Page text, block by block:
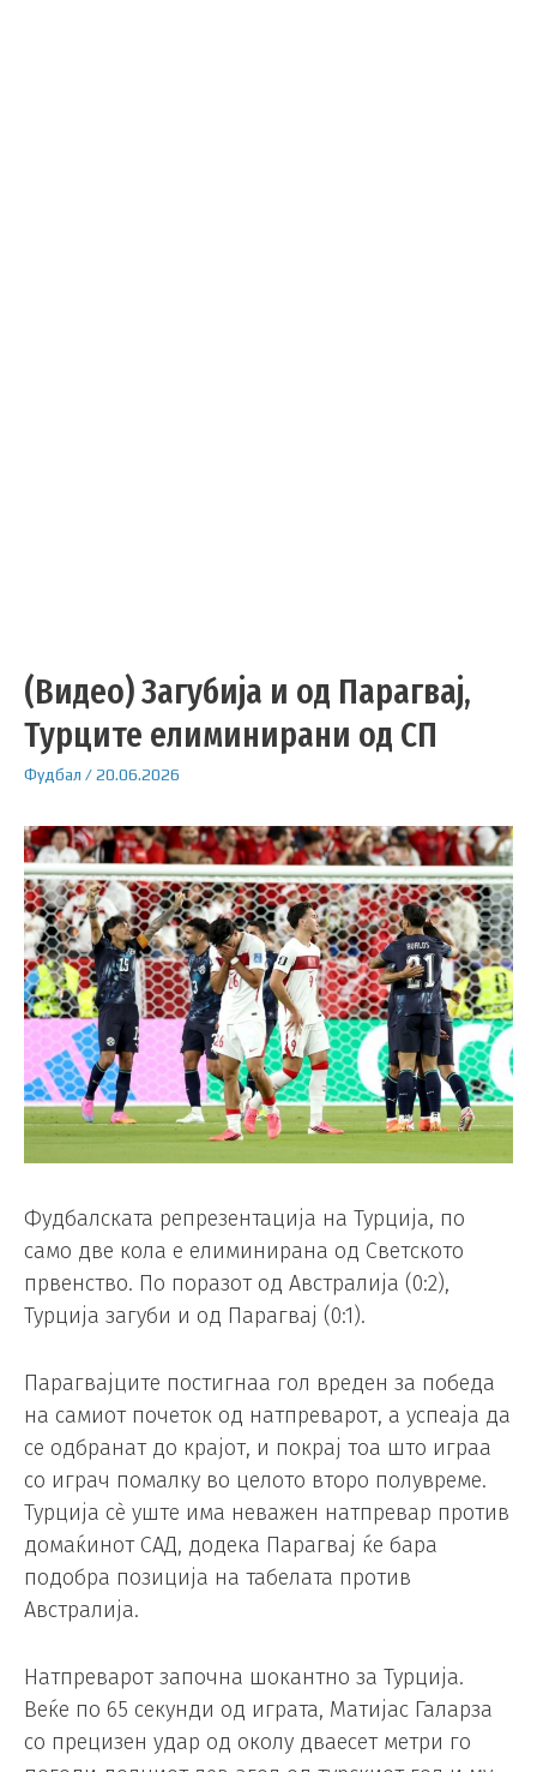
(Видео) Загубија и од Парагвај,
Турците елиминирани од СП
Фудбал /20.06.2026
Фудбалската репрезентација на Турција, по
само две кола е елиминирана од Светското
првенство. По поразот од Австралија (0:2),
Турција загуби и од Парагвај (0:1).
Парагвајците постигнаа гол вреден за победа
на самиот почеток од натпреварот, а успеаја да
се одбранат до крајот, и покрај тоа што играа
со играч помалку во целото второ полувреме.
Турција сè уште има неважен натпревар против
домаќинот САД, додека Парагвај ќе бара
подобра позиција на табелата против
Австралија.
Натпреварот започна шокантно за Турција.
Веќе по 65 секунди од играта, Матијас Галарза
со прецизен удар од околу дваесет метри го